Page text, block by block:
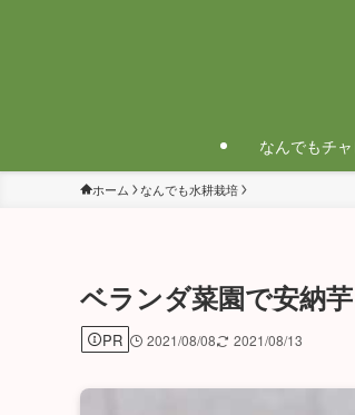
なんでもチ
ホーム なんでも水耕栽培
ベランダ菜園で安納
PR 2021/08/08 2021/08/13